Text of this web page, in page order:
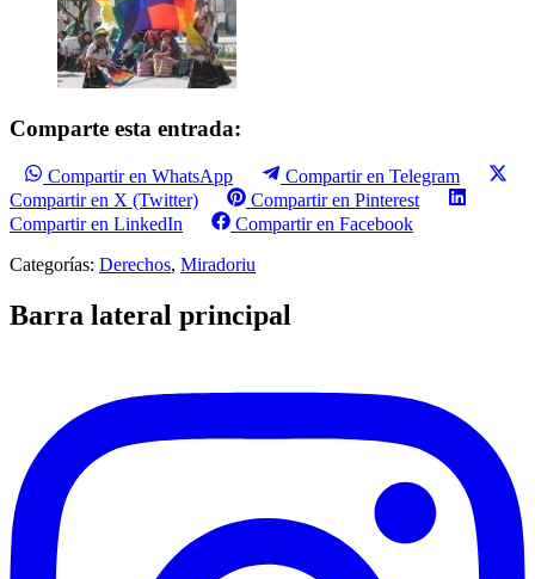
Comparte esta entrada:
Compartir en WhatsApp
Compartir en Telegram
Compartir en X (Twitter)
Compartir en Pinterest
Compartir en LinkedIn
Compartir en Facebook
Categorías: Derechos, Miradoriu
Barra lateral principal